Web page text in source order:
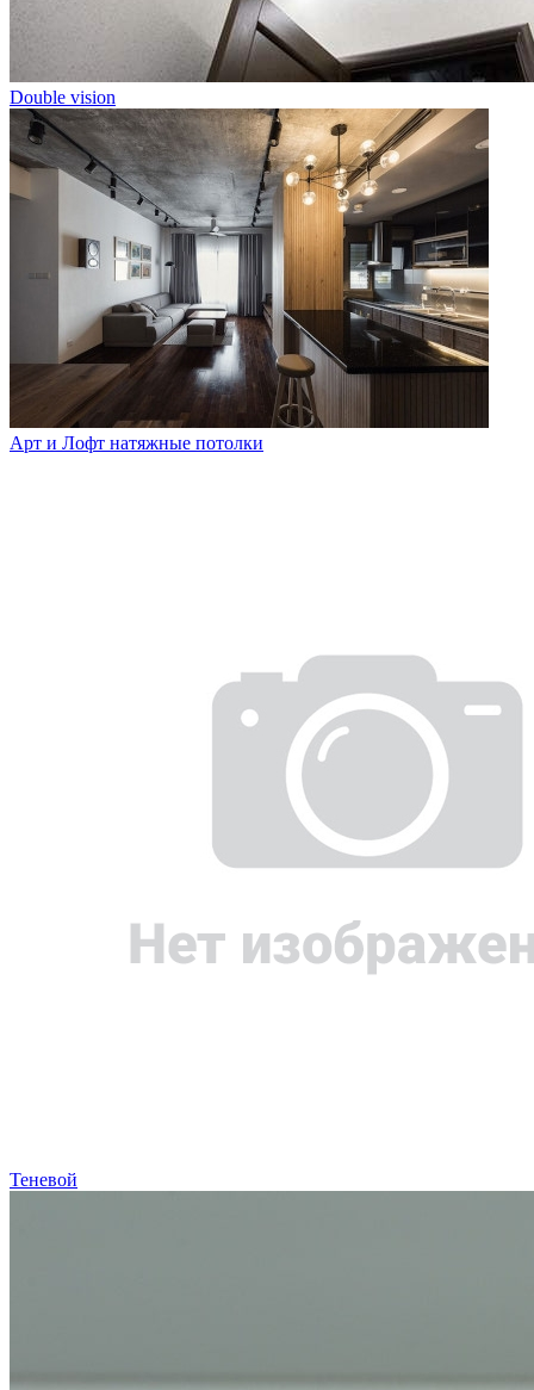
Double vision
Арт и Лофт натяжные потолки
Теневой